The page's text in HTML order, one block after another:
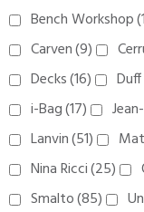
Bench Workshop
Carven(9)
Decks(16) Duff
i-Bag(17)
Lanvin(51)
Nina Ricci(25)
Smalto(85)